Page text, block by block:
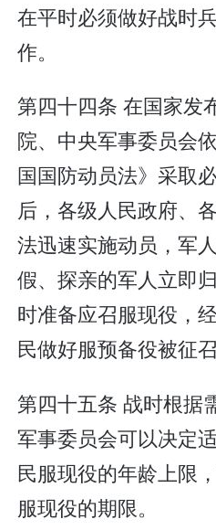
在平时必须做好战时
作。
第四十四条 在国家发
院、中央军事委员会
国国防动员法》采取
后，各级人民政府、
法迅速实施动员，军
假、探亲的军人立即
时准备应召服现役，
民做好服预备役被征召
第四十五条 战时根据
军事委员会可以决定
民服现役的年龄上限
服现役的期限。